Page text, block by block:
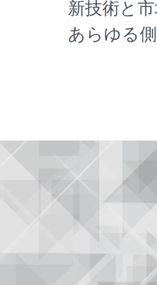
新技術と
あらゆる